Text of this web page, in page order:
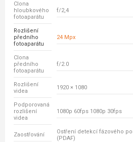
Clona
hloubkového
fotoaparátu
f/2,4
Rozlišení
předního
fotoaparátu
24 Mpx
Clona
předního
fotoaparátu
f/2.0
Rozlišení
videa
1920 × 1080
Podporovaná
rozlišení
videa
1080p 60fps 1080p 30fps
Zaostřování
Ostření detekcí fázového
(PDAF)